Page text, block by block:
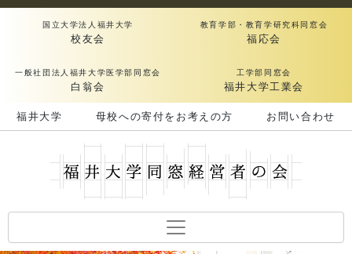
国立大学法人福井大学
校友会
教育学部・教育学研究科同窓会
福応会
一般社団法人福井大学医学部同窓会
白翁会
工学部同窓会
福井大学工業会
福井大学 母校への寄付をお考えの方 お問い合わせ